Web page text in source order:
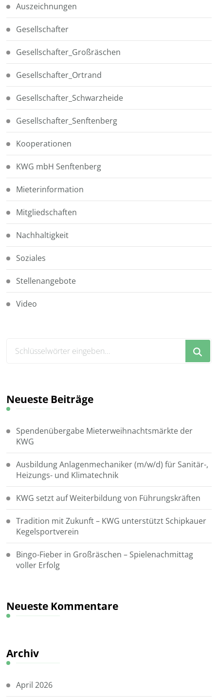
Auszeichnungen
Gesellschafter
Gesellschafter_Großräschen
Gesellschafter_Ortrand
Gesellschafter_Schwarzheide
Gesellschafter_Senftenberg
Kooperationen
KWG mbH Senftenberg
Mieterinformation
Mitgliedschaften
Nachhaltigkeit
Soziales
Stellenangebote
Video
du
Neueste Beiträge
Spendenübergabe Mieterweihnachtsmärkte der
KWG
Ausbildung Anlagenmechaniker (m/w/d) für Sanitär-,
Heizungs- und Klimatechnik
KWG setzt auf Weiterbildung von Führungskräften
Tradition mit Zukunft – KWG unterstützt Schipkauer
Kegelsportverein
Bingo-Fieber in Großräschen – Spielenachmittag
voller Erfolg
Neueste Kommentare
Archiv
April 2026